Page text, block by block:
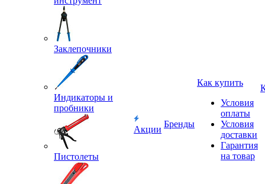
Заклепочники
Индикаторы и
пробники
Пистолеты
Акции
Бренды
Как купить
Условия
оплаты
Условия
доставки
Гарантия
на товар